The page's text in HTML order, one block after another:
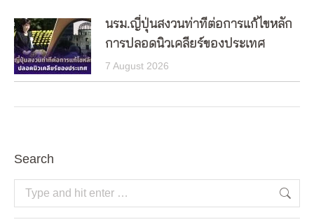
นรม.ญี่ปุ่นสงวนท่าทีต่อการแก้ไขหลัก
การปลอดนิวเคลียร์ของประเทศ
7 August 2026
Search
Search: